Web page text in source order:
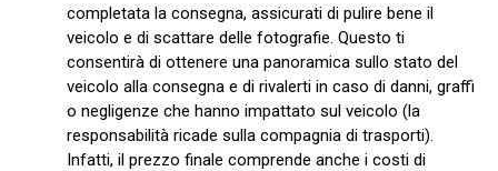
completata la consegna, assicurati di pulire bene il
veicolo e di scattare delle fotografie. Questo ti
consentirà di ottenere una panoramica sullo stato del
veicolo alla consegna e di rivalerti in caso di danni, graffi
o negligenze che hanno impattato sul veicolo (la
responsabilità ricade sulla compagnia di trasporti).
Infatti, il prezzo finale comprende anche i costi di